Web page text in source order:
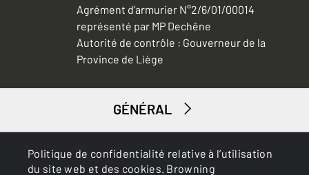
Politique de confidentialité relative à l’utilisation
du site web et des cookies. Browning
Agrément d'armurier N°2/6/01/00014
représenté par MP Dechêne
Autorité de contrôle : Gouverneur de la
Province de Liège
GÉNÉRAL
SERVICES